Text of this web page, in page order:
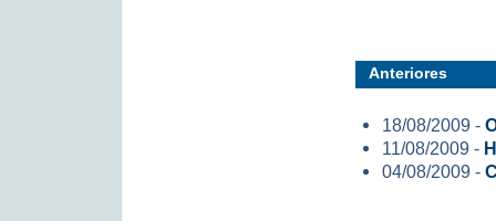
Anteriores
18/08/2009 -
11/08/2009 -
04/08/2009 -